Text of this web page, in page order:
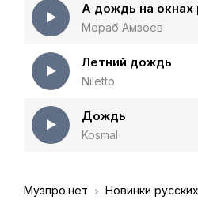
А дождь на окнах
Мераб Амзоев
Летний дождь
Niletto
Дождь
Kosmal
Музпро.нет Новинки